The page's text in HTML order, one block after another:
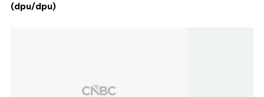
(dpu/dpu)